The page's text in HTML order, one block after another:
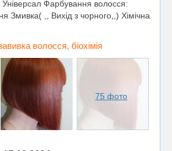
Фарбування волосся:
Змивка( ,, Вихід з чорного,,) Хімічна
волосся, біохімія
75 фото